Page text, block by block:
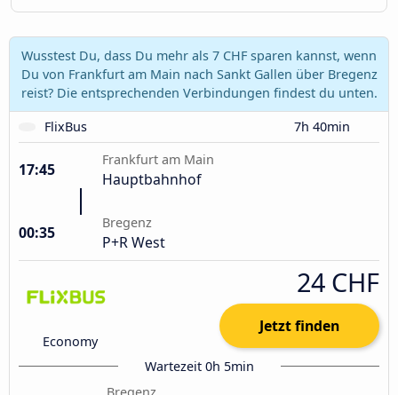
Wusstest Du, dass Du mehr als 7 CHF sparen kannst, wenn
Du von Frankfurt am Main nach Sankt Gallen über Bregenz
reist? Die entsprechenden Verbindungen findest du unten.
FlixBus
7h 40min
17:45
Frankfurt am Main
Hauptbahnhof
00:35
Bregenz
P+R West
Economy
24 CHF
Jetzt finden
Wartezeit 0h 5min
Bregenz